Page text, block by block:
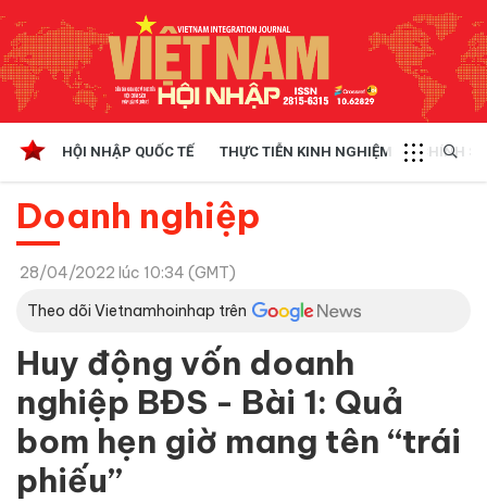
HỘI NHẬP QUỐC TẾ THỰC TIỄN KINH NGHIỆM CHÍNH
Doanh nghiệp
28/04/2022 lúc 10:34 (GMT)
Theo dõi Vietnamhoinhap trên
Huy động vốn doanh
nghiệp BĐS - Bài 1: Quả
bom hẹn giờ mang tên “trái
phiếu”